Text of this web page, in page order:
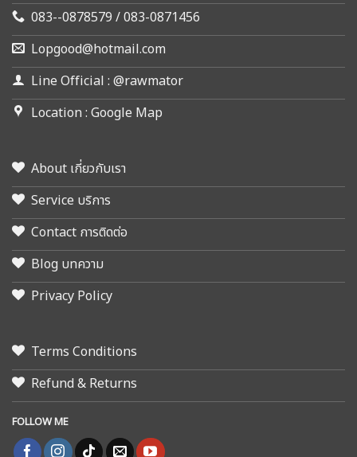
083--0878579 / 083-0871456
Lopgood@hotmail.com
Line Official : @rawmator
Location : Google Map
About เกี่ยวกับเรา
Service บริการ
Contact การติดต่อ
Blog บทความ
Privacy Policy
Terms Conditions
Refund & Returns
FOLLOW ME